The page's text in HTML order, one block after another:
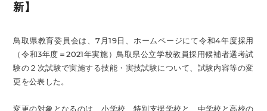
新】
鳥取県教育委員会は、7月19日、ホームページにて令和4年度採用
（令和3年度＝2021年実施）鳥取県公立学校教員採用候補者選考試
験の２次試験で実施する技能・実技試験について、試験内容等の変
更を公表した。
変更の対象となるのは、小学校、特別支援学校と、中学校と高校の